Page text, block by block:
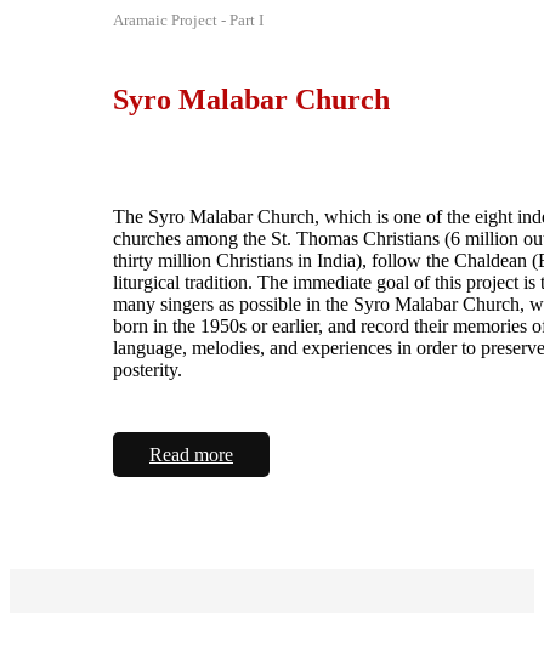
Aramaic Project - Part I
Syro Malabar Church
The Syro Malabar Church, which is one of the eight
churches among the St. Thomas Christians (6 million
thirty million Christians in India), follow the Chaldean
liturgical tradition. The immediate goal of this project is
many singers as possible in the Syro Malabar Church,
born in the 1950s or earlier, and record their memories
language, melodies, and experiences in order to
posterity.
Read more